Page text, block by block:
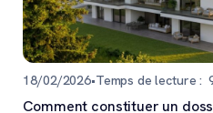
18/02/2026•Temps de lecture :
Comment constituer un